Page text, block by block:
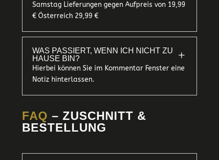
Samstag Lieferungen gegen Aufpreis von 19,99
€ Österreich 29,99 €
WAS PASSIERT, WENN ICH NICHT ZU
HAUSE BIN?
L
Hierbei können Sie im Kommentar Fenster eine
Notiz hinterlassen.
FAQ – ZUSCHNITT &
BESTELLUNG